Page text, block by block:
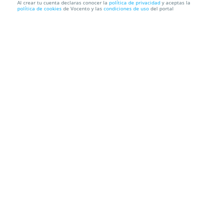
Sesión de peluquería con Balayage desde 34 €
Al crear tu cuenta declaras conocer la política de privacidad y aceptas la
política de cookies de Vocento y las condiciones de uso del portal